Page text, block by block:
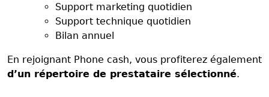
Support marketing quotidien
Support technique quotidien
Bilan annuel
En rejoignant Phone cash, vous profiterez également
d’un répertoire de prestataire sélectionné.